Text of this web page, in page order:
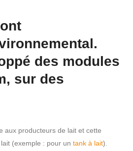
des modules
sur des
aux producteurs de lait et cette
(exemple : pour un tank à lait).